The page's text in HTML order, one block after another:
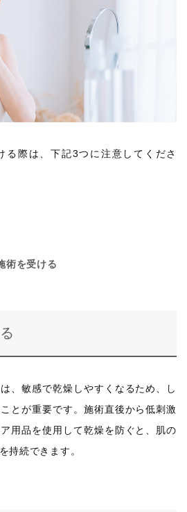
る際は、下記3つに注意してくださ
術を受ける
、敏感で乾燥しやすくなるため、し
とが重要です。施術直後から低刺激
用品を使用して乾燥を防ぐと、肌の
持続できます。